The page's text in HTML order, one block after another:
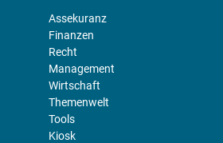
Assekuranz
Finanzen
Recht
Management
Wirtschaft
Themenwelt
Tools
Kiosk